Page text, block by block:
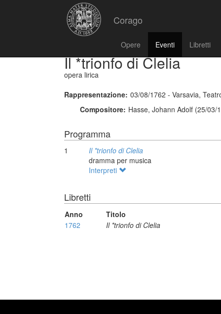
Corago
Opere Eventi Libretti
Il *trionfo di Clelia
opera lirica
Rappresentazione: 03/08/1762 - Varsavia,
Compositore: Hasse, Johann Adolf (25/03/
Programma
1
Il *trionfo di Clelia
dramma per musica
Interpreti
Libretti
Anno
Titolo
1762
Il *trionfo di Clelia